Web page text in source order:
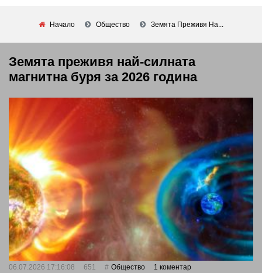
Начало Общество Земята Преживя На...
Земята преживя най-силната
магнитна буря за 2026 година
06.07.2026 17:16:08 651 Общество 1 коментар